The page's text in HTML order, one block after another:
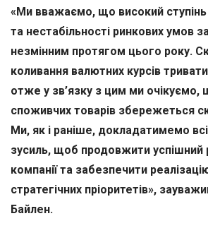
«Ми вважаємо, що високий ступінь
та нестабільності ринкових умов
незмінним протягом цього року.
коливання валютних курсів
отже у зв’язку з цим ми очікуємо,
споживчих товарів збережеться
Ми, як і раніше, докладатимемо
зусиль, щоб продовжити успішний
компанії та забезпечити
стратегічних пріоритетів»,
Байлен.